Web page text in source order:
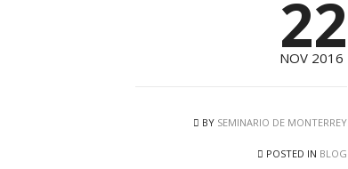
22
NOV 2016
BY SEMINARIO DE MONTERREY
POSTED IN BLOG